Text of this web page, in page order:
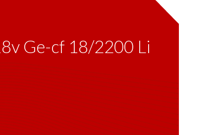
Ge-cf 18/2200 Li